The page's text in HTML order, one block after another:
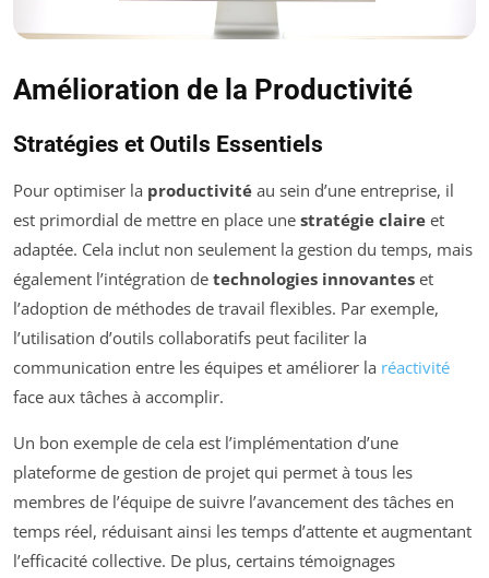
Amélioration de la Productivité
Stratégies et Outils Essentiels
Pour optimiser la productivité au sein d’une entreprise, il
est primordial de mettre en place une stratégie claire et
adaptée. Cela inclut non seulement la gestion du temps, mais
également l’intégration de technologies innovantes et
l’adoption de méthodes de travail flexibles. Par exemple,
l’utilisation d’outils collaboratifs peut faciliter la
communication entre les équipes et améliorer la réactivité
face aux tâches à accomplir.
Un bon exemple de cela est l’implémentation d’une
plateforme de gestion de projet qui permet à tous les
membres de l’équipe de suivre l’avancement des tâches en
temps réel, réduisant ainsi les temps d’attente et augmentant
l’efficacité collective. De plus, certains témoignages